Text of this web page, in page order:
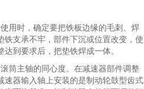
用时，确定要把铁板边缘的毛刺、焊
支承不牢，部件下沉或位置改变，使
到要求后，把垫铁焊成一体。
筒主轴的同心度。在减速器部件调整
器输入轴上安装的是制动轮鼓型齿式